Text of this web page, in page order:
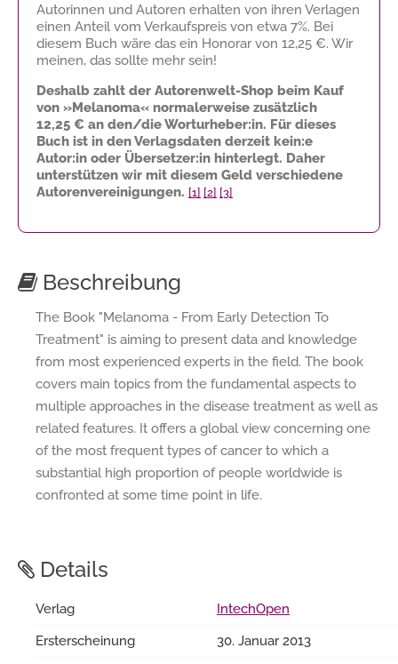
Autorinnen und Autoren erhalten von ihren Verlagen
einen Anteil vom Verkaufspreis von etwa 7%. Bei
diesem Buch wäre das ein Honorar von 12,25 €. Wir
meinen, das sollte mehr sein!
Deshalb zahlt der Autorenwelt-Shop beim Kauf
von »Melanoma« normalerweise zusätzlich
12,25 € an den/die Worturheber:in. Für dieses
Buch ist in den Verlagsdaten derzeit kein:e
Autor:in oder Übersetzer:in hinterlegt. Daher
unterstützen wir mit diesem Geld verschiedene
Autorenvereinigungen. [1] [2] [3]
Beschreibung
The Book "Melanoma - From Early Detection To
Treatment" is aiming to present data and knowledge
from most experienced experts in the field. The book
covers main topics from the fundamental aspects to
multiple approaches in the disease treatment as well as
related features. It offers a global view concerning one
of the most frequent types of cancer to which a
substantial high proportion of people worldwide is
confronted at some time point in life.
Details
Verlag
IntechOpen
Ersterscheinung
30. Januar 2013